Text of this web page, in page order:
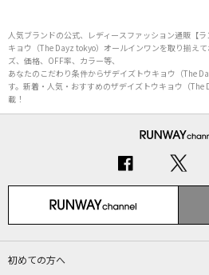
人気ブランドの公式、レディースファッション通販【
キョウ（The Dayz tokyo）オールインワンを取り揃え
ズ、価格、OFF率、カラー等、
あなたのこだわり条件からザデイズトウキョウ（The
す。新着・人気・おすすめのザデイズトウキョウ（
載！
初めての方へ